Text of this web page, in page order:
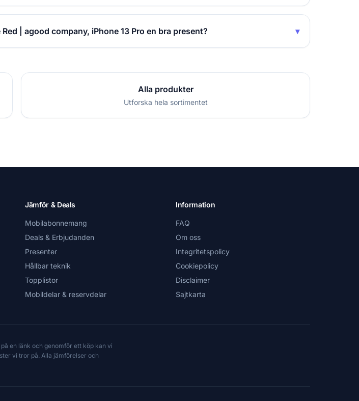
| agood company, iPhone 13 Pro en bra present? ▾
Alla produkter
Utforska hela sortimentet
Jämför & Deals
Mobilabonnemang
Deals & Erbjudanden
Presenter
Hållbar teknik
Topplistor
Mobildelar & reservdelar
Information
FAQ
Om oss
Integritetspolicy
Cookiepolicy
Disclaimer
Sajtkarta
en länk och genomför ett köp kan vi
vi tror på. Alla jämförelser och